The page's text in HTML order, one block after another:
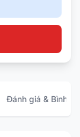
Đánh giá & Bình